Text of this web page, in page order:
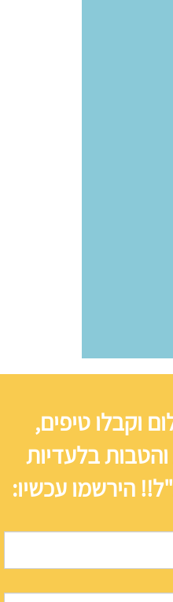
וקבלו טיפים,
בלעדיות
הירשמו עכשיו: